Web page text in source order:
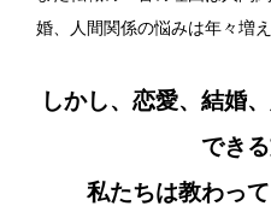
婚、人間関係の悩みは年々増え
しかし、恋愛、結婚
でき
私たちは教わっ